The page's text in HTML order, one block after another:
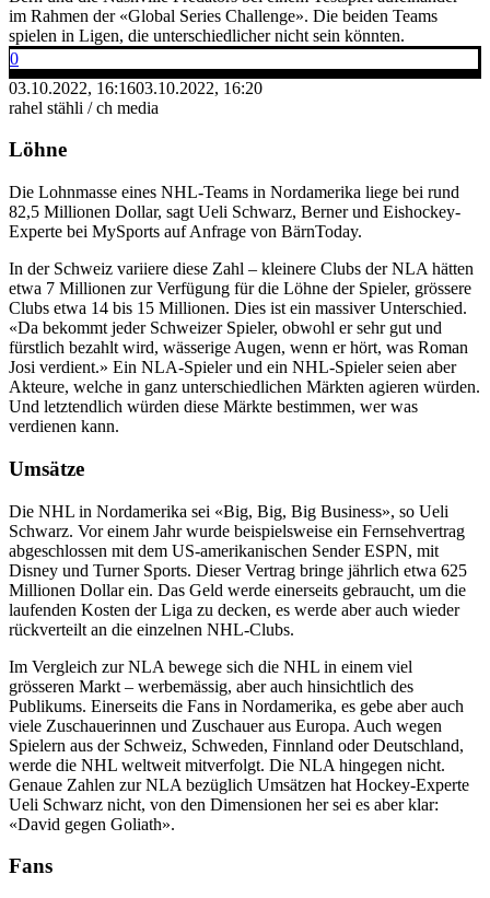
im Rahmen der «Global Series Challenge». Die beiden Teams
spielen in Ligen, die unterschiedlicher nicht sein könnten.
0
03.10.2022, 16:1603.10.2022, 16:20
rahel stähli / ch media
Löhne
Die Lohnmasse eines NHL-Teams in Nordamerika liege bei rund
82,5 Millionen Dollar, sagt Ueli Schwarz, Berner und Eishockey-
Experte bei MySports auf Anfrage von BärnToday.
In der Schweiz variiere diese Zahl – kleinere Clubs der NLA hätten
etwa 7 Millionen zur Verfügung für die Löhne der Spieler, grössere
Clubs etwa 14 bis 15 Millionen. Dies ist ein massiver Unterschied.
«Da bekommt jeder Schweizer Spieler, obwohl er sehr gut und
fürstlich bezahlt wird, wässerige Augen, wenn er hört, was Roman
Josi verdient.» Ein NLA-Spieler und ein NHL-Spieler seien aber
Akteure, welche in ganz unterschiedlichen Märkten agieren würden.
Und letztendlich würden diese Märkte bestimmen, wer was
verdienen kann.
Umsätze
Die NHL in Nordamerika sei «Big, Big, Big Business», so Ueli
Schwarz. Vor einem Jahr wurde beispielsweise ein Fernsehvertrag
abgeschlossen mit dem US-amerikanischen Sender ESPN, mit
Disney und Turner Sports. Dieser Vertrag bringe jährlich etwa 625
Millionen Dollar ein. Das Geld werde einerseits gebraucht, um die
laufenden Kosten der Liga zu decken, es werde aber auch wieder
rückverteilt an die einzelnen NHL-Clubs.
Im Vergleich zur NLA bewege sich die NHL in einem viel
grösseren Markt – werbemässig, aber auch hinsichtlich des
Publikums. Einerseits die Fans in Nordamerika, es gebe aber auch
viele Zuschauerinnen und Zuschauer aus Europa. Auch wegen
Spielern aus der Schweiz, Schweden, Finnland oder Deutschland,
werde die NHL weltweit mitverfolgt. Die NLA hingegen nicht.
Genaue Zahlen zur NLA bezüglich Umsätzen hat Hockey-Experte
Ueli Schwarz nicht, von den Dimensionen her sei es aber klar:
«David gegen Goliath».
Fans